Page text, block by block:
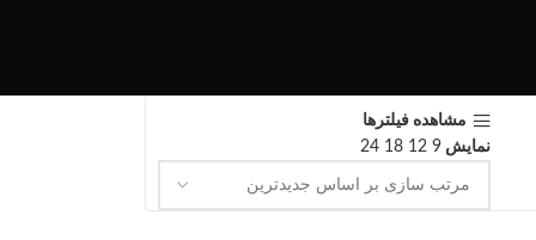
مشاهده فیلترها
نمایش 9
12
18
24